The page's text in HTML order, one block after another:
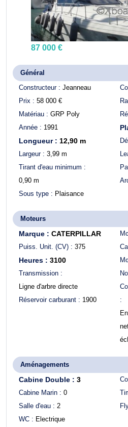
87 000 €
Général
Constructeur : Jeanneau
Prix : 58 000 €
Matériau : GRP Poly
Année : 1991
Longueur : 12,90 m
Largeur : 3,99 m
Tirant d'eau minimum :
0,90 m
Sous type : Plaisance
Moteurs
Marque : CATERPILLAR
Puiss. Unit. (CV) : 375
Heures : 3100
Transmission :
Ligne d'arbre directe
Réservoir carburant : 1900
:
Aménagements
Cabine Double : 3
Cabine Marin : 0
Salle d'eau : 2
WC : Electrique